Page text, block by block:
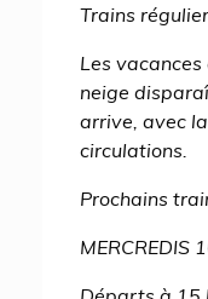
Trains
Les
neige
arrive, avec
circulations.
Prochains
MERCREDIS